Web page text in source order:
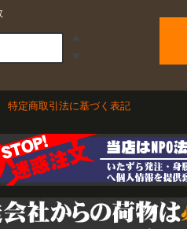
特定商取引法に基づく表記